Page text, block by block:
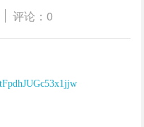
评论：0